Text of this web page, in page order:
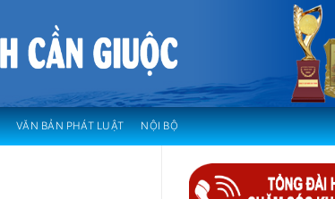
VĂN BẢN PHÁT LUẬT NỘI BỘ